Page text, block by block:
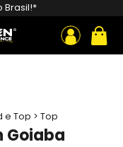
Brasil!*
ou
e Top >Top
Goiaba